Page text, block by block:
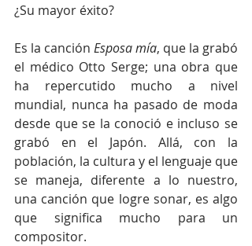
¿Su mayor éxito?
Es la canción Esposa mía, que la grabó
el médico Otto Serge; una obra que
ha repercutido mucho a nivel
mundial, nunca ha pasado de moda
desde que se la conoció e incluso se
grabó en el Japón. Allá, con la
población, la cultura y el lenguaje que
se maneja, diferente a lo nuestro,
una canción que logre sonar, es algo
que significa mucho para un
compositor.